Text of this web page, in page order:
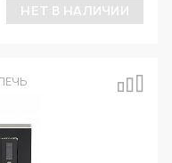
НЕТ В НАЛИЧИИ